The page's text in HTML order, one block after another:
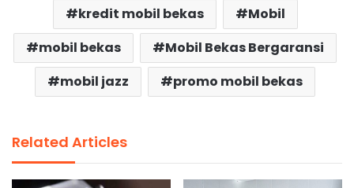
kredit mobil bekas
Mobil
mobil bekas
Mobil Bekas Bergaransi
mobil jazz
promo mobil bekas
Related Articles